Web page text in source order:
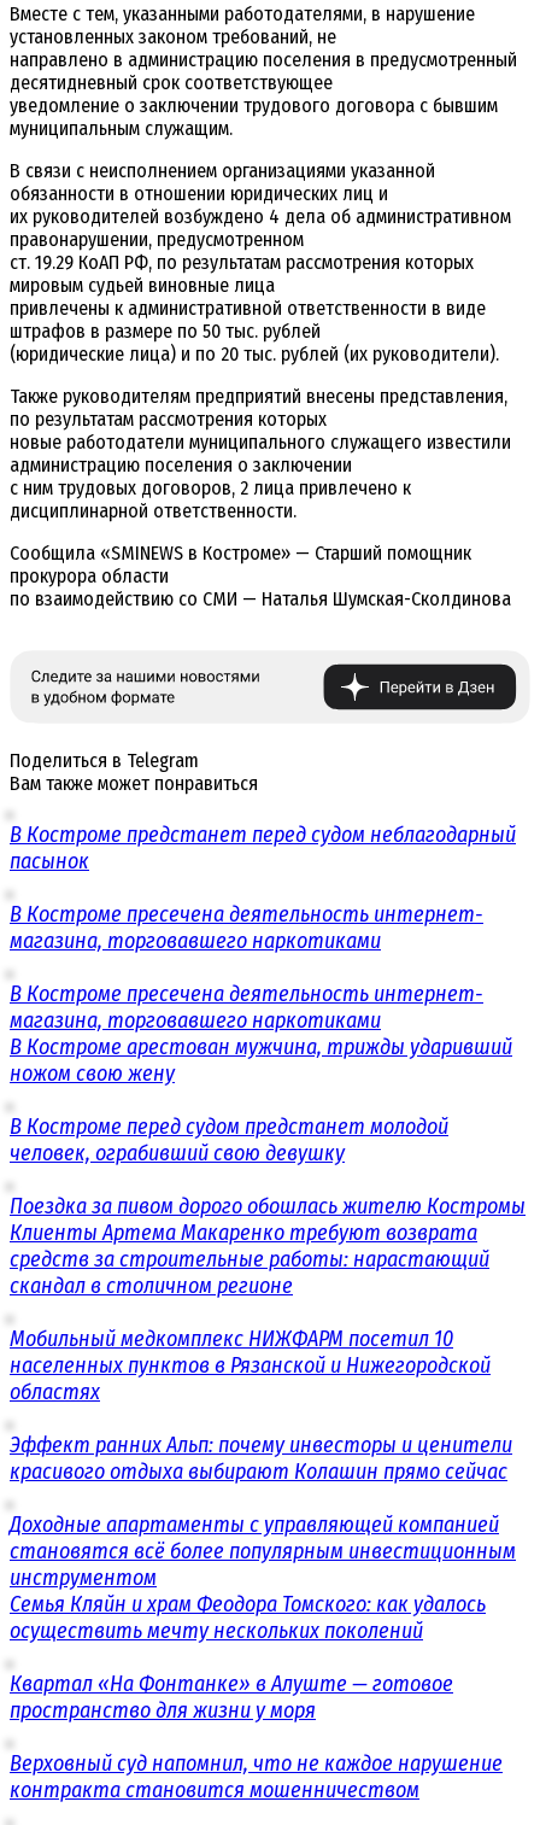
Вместе с тем, указанными работодателями, в нарушение
установленных законом требований, не
направлено в администрацию поселения в предусмотренный
десятидневный срок соответствующее
уведомление о заключении трудового договора с бывшим
муниципальным служащим.
В связи с неисполнением организациями указанной
обязанности в отношении юридических лиц и
их руководителей возбуждено 4 дела об административном
правонарушении, предусмотренном
ст. 19.29 КоАП РФ, по результатам рассмотрения которых
мировым судьей виновные лица
привлечены к административной ответственности в виде
штрафов в размере по 50 тыс. рублей
(юридические лица) и по 20 тыс. рублей (их руководители).
Также руководителям предприятий внесены представления,
по результатам рассмотрения которых
новые работодатели муниципального служащего известили
администрацию поселения о заключении
с ним трудовых договоров, 2 лица привлечено к
дисциплинарной ответственности.
Сообщила «SMINEWS в Костроме» — Старший помощник
прокурора области
по взаимодействию со СМИ — Наталья Шумская-Сколдинова
Поделиться в Telegram
Вам также может понравиться
В Костроме предстанет перед судом неблагодарный
пасынок
В Костроме пресечена деятельность интернет-
магазина, торговавшего наркотиками
В Костроме пресечена деятельность интернет-
магазина, торговавшего наркотиками
В Костроме арестован мужчина, трижды ударивший
ножом свою жену
В Костроме перед судом предстанет молодой
человек, ограбивший свою девушку
Поездка за пивом дорого обошлась жителю Костромы
Клиенты Артема Макаренко требуют возврата
средств за строительные работы: нарастающий
скандал в столичном регионе
Мобильный медкомплекс НИЖФАРМ посетил 10
населенных пунктов в Рязанской и Нижегородской
областях
Эффект ранних Альп: почему инвесторы и ценители
красивого отдыха выбирают Колашин прямо сейчас
Доходные апартаменты с управляющей компанией
становятся всё более популярным инвестиционным
инструментом
Семья Кляйн и храм Феодора Томского: как удалось
осуществить мечту нескольких поколений
Квартал «На Фонтанке» в Алуште — готовое
пространство для жизни у моря
Верховный суд напомнил, что не каждое нарушение
контракта становится мошенничеством